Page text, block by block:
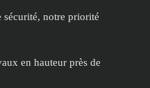
sécurité, notre priorité
en hauteur près de